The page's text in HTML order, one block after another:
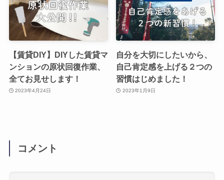
【賃貸DIY】DIYした賃貸マ
ンションの原状回復作業、
全てお見せします！
2023年4月24日
自分を大切にしたいから、
自己肯定感を上げる２つの
習慣はじめました！
2023年1月9日
コメント